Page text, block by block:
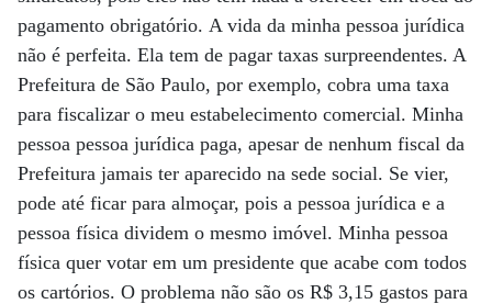
pagamento obrigatório. A vida da minha pessoa jurídica
não é perfeita. Ela tem de pagar taxas surpreendentes. A
Prefeitura de São Paulo, por exemplo, cobra uma taxa
para fiscalizar o meu estabelecimento comercial. Minha
pessoa pessoa jurídica paga, apesar de nenhum fiscal da
Prefeitura jamais ter aparecido na sede social. Se vier,
pode até ficar para almoçar, pois a pessoa jurídica e a
pessoa física dividem o mesmo imóvel. Minha pessoa
física quer votar em um presidente que acabe com todos
os cartórios. O problema não são os R$ 3,15 gastos para